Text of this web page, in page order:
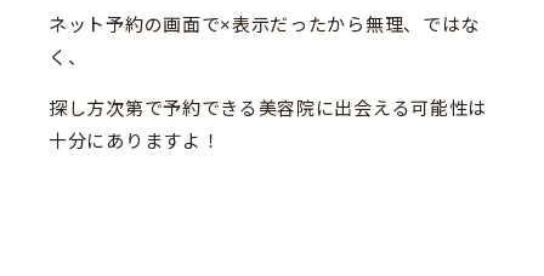
ネット予約の画面で×表示だったから無理、ではな
く、
探し方次第で予約できる美容院に出会える可能性は
十分にありますよ！